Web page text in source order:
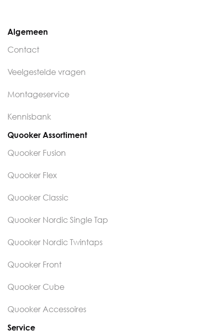
Algemeen
Contact
Veelgestelde vragen
Montageservice
Kennisbank
Quooker Assortiment
Quooker Fusion
Quooker Flex
Quooker Classic
Quooker Nordic Single Tap
Quooker Nordic Twintaps
Quooker Front
Quooker Cube
Quooker Accessoires
Service